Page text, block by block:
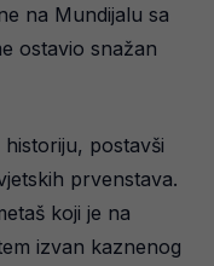
na Mundijalu sa
ostavio snažan
postavši
prvenstava.
koji je na
izvan kaznenog